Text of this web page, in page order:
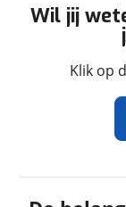
In- en
Sanitairindeling
Wil jij
Klik op